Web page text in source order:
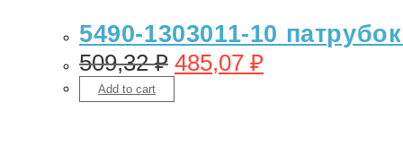
5490-1303011-10
509,32₽ 485,07 ₽
Add to cart